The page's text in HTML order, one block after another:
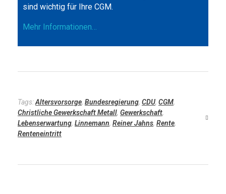
sind wichtig für Ihre CGM.
Mehr Informationen…
Tags:Altersvorsorge, Bundesregierung, CDU, CGM,
Christliche Gewerkschaft Metall, Gewerkschaft,
Lebenserwartung, Linnemann, Reiner Jahns, Rente,
Renteneintritt